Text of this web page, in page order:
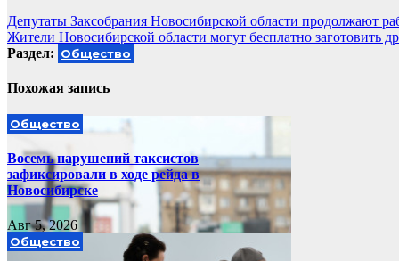
Навигация
по
Депутаты Заксобрания Новосибирской области продолжают
Жители Новосибирской области могут бесплатно заготовить
Раздел: Общество
Похожая запись
Общество
Восемь нарушений таксистов
зафиксировали в ходе рейда в
Новосибирске
Авг 5, 2026
Общество